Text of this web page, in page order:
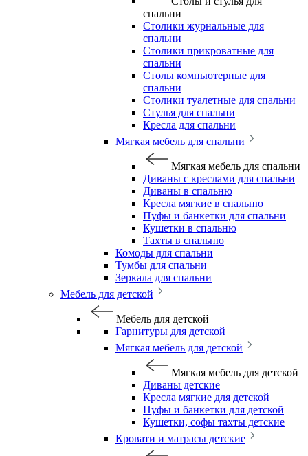
спальни
Столики журнальные для
спальни
Столики прикроватные для
спальни
Столы компьютерные для
спальни
Столики туалетные для спальни
Стулья для спальни
Кресла для спальни
Мягкая мебель для спальни
Мягкая мебель для спальни
Диваны с креслами для спальни
Диваны в спальню
Кресла мягкие в спальню
Пуфы и банкетки для спальни
Кушетки в спальню
Тахты в спальню
Комоды для спальни
Тумбы для спальни
Зеркала для спальни
Мебель для детской
Мебель для детской
Гарнитуры для детской
Мягкая мебель для детской
Мягкая мебель для детской
Диваны детские
Кресла мягкие для детской
Пуфы и банкетки для детской
Кушетки, софы тахты детские
Кровати и матрасы детские